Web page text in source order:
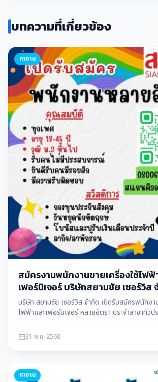
บทความที่เกี่ยวข้อง
หางาน
สมัครงานพนักงานขายเครื่องใช้ไฟฟ้
เฟอร์นิเจอร์ บริษัทสยามชัย เซอร์วิส
อัตรา
บริษัท สยามชัย เซอร์วิส จำกัด เปิดรับสมัครพนักงา
ไฟฟ้าและเฟอร์นิเจอร์ หลายอัตรา ประจำสาขาทั่วป
31 พ.ค. 2568
หางาน